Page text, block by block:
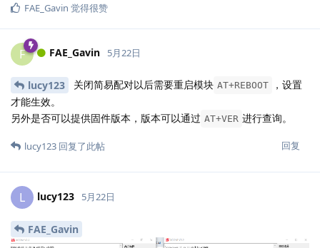
FAE_Gavin 觉得很赞
F FAE_Gavin 5月22日
lucy123 关闭简易配对以后需要重启模块 AT+REBOOT
，设置
才能生效。
另外是否可以提供固件版本，版本可以通过 AT+VER 进行查询。
回复
lucy123 回复了此帖
L lucy123 5月22日
FAE_Gavin